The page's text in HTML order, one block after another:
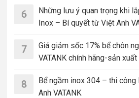
6
Những lưu ý quan trọng khi
Inox – Bí quyết từ Việt Anh
7
Giá giảm sốc 17% bể chôn
VATANK chính hãng-sản
8
Bể ngầm inox 304 – thi
Anh VATANK